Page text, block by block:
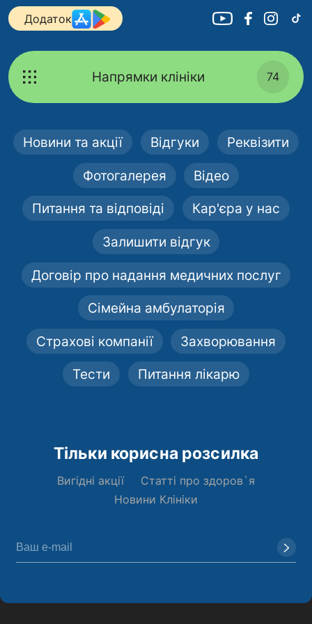
Додаток
Напрямки клініки 74
Новини та акції Відгуки Реквізити
Фотогалерея Відео
Питання та відповіді Кар'єра у нас
Залишити відгук
Договір про надання медичних послуг
Сімейна амбулаторія
Страхові компанії Захворювання
Тести Питання лікарю
Тільки корисна розсилка
Вигідні акції
Статті про здоров`я
Новини Клініки